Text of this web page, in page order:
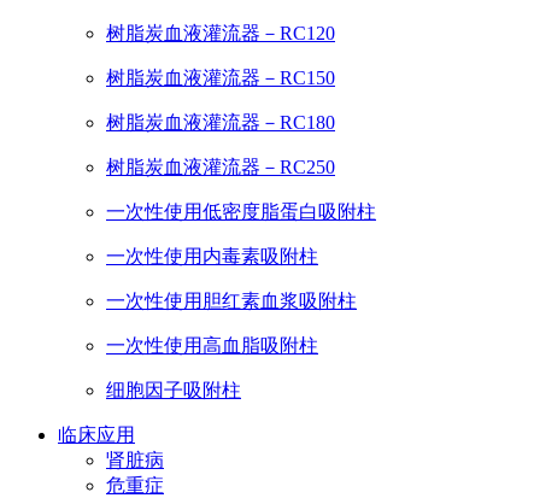
树脂炭血液灌流器－RC120
树脂炭血液灌流器－RC150
树脂炭血液灌流器－RC180
树脂炭血液灌流器－RC250
一次性使用低密度脂蛋白吸附柱
一次性使用内毒素吸附柱
一次性使用胆红素血浆吸附柱
一次性使用高血脂吸附柱
细胞因子吸附柱
临床应用
肾脏病
危重症